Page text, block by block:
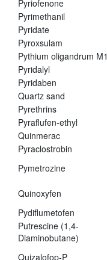
Pyriofenone
Pyrimethanil
Pyridate
Pyroxsulam
Pythium oligandrum M1
Pyridalyl
Pyridaben
Quartz sand
Pyrethrins
Pyraflufen-ethyl
Quinmerac
Pyraclostrobin
Pymetrozine
Quinoxyfen
Pydiflumetofen
Putrescine (1,4-
Diaminobutane)
Quizalofop-P